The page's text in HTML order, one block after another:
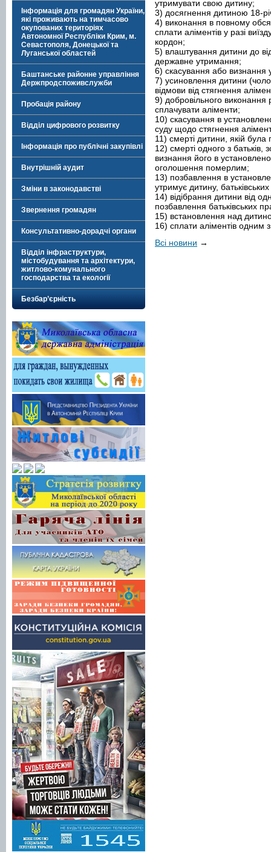
Інформація для громадян України,
які проживають на тимчасово
окупованих територіях
Автономної Республіки Крим, м.
Севастополя, Донецької та
Луганської областей
Баштанське районне управління
Держпродспоживслужби
Пробація району
Відділ цифрового розвитку
Інформація про публічні закупівлі
Внутрішній аудит
Зміни в законодавстві
Звернення громадян
Консультативно-дорадчі органи
Відділ інфраструктури,
містобудування та архітектури,
житлово-комунального
господарства та екології
Безбар’єрність
утримувати свою дитину;
3) досягнення дитиною 18-
4) виконання в повному
сплати аліментів у разі
кордон;
5) влаштування дитини до
державне утримання;
6) скасування або визнання
7) усиновлення дитини
відмови від стягнення
9) добровільного
сплачувати аліменти;
10) скасування в
суду щодо стягнення
11) смерті дитини, якій
12) смерті одного з батьків,
визнання його в
оголошення померлим;
13) позбавлення в
утримує дитину,
14) відібрання дитини від
позбавлення батьківських
15) встановлення над
16) сплати аліментів одним з
Всі новини →